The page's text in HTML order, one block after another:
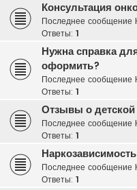
Консультация
Последнее сообщение
Ответы: 1
Нужна справка
оформить?
Последнее сообщение
Ответы: 1
Отзывы о
Последнее сообщение
Ответы: 1
Последнее сообщение
Ответы: 1